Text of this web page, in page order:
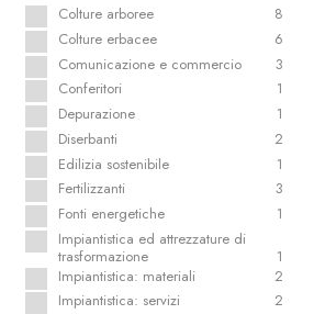
Colture arboree
8
Colture erbacee
6
Comunicazione e commercio
3
Conferitori
1
Depurazione
1
Diserbanti
2
Edilizia sostenibile
1
Fertilizzanti
3
Fonti energetiche
1
Impiantistica ed attrezzature di
trasformazione
1
Impiantistica: materiali
2
Impiantistica: servizi
2